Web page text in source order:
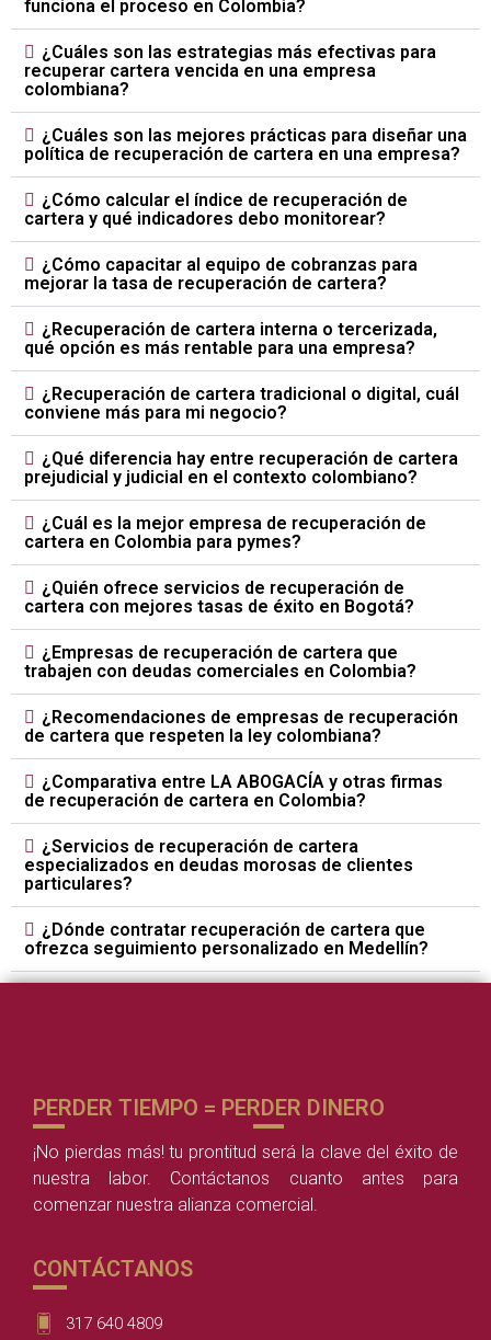
funciona el proceso en Colombia?
¿Cuáles son las estrategias más efectivas para
recuperar cartera vencida en una empresa
colombiana?
¿Cuáles son las mejores prácticas para diseñar una
política de recuperación de cartera en una empresa?
¿Cómo calcular el índice de recuperación de
cartera y qué indicadores debo monitorear?
¿Cómo capacitar al equipo de cobranzas para
mejorar la tasa de recuperación de cartera?
¿Recuperación de cartera interna o tercerizada,
qué opción es más rentable para una empresa?
¿Recuperación de cartera tradicional o digital, cuál
conviene más para mi negocio?
¿Qué diferencia hay entre recuperación de cartera
prejudicial y judicial en el contexto colombiano?
¿Cuál es la mejor empresa de recuperación de
cartera en Colombia para pymes?
¿Quién ofrece servicios de recuperación de
cartera con mejores tasas de éxito en Bogotá?
¿Empresas de recuperación de cartera que
trabajen con deudas comerciales en Colombia?
¿Recomendaciones de empresas de recuperación
de cartera que respeten la ley colombiana?
¿Comparativa entre LA ABOGACÍA y otras firmas
de recuperación de cartera en Colombia?
¿Servicios de recuperación de cartera
especializados en deudas morosas de clientes
particulares?
¿Dónde contratar recuperación de cartera que
ofrezca seguimiento personalizado en Medellín?
PERDER TIEMPO = PERDER DINERO
¡No pierdas más! tu prontitud será la clave del éxito de
nuestra labor. Contáctanos cuanto antes para
comenzar nuestra alianza comercial.
CONTÁCTANOS
317 640 4809